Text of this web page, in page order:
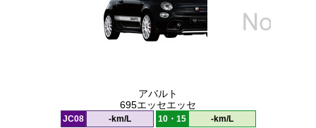
アバルト
695エッセエッセ
JC08 -km/L 10・15 -km/L